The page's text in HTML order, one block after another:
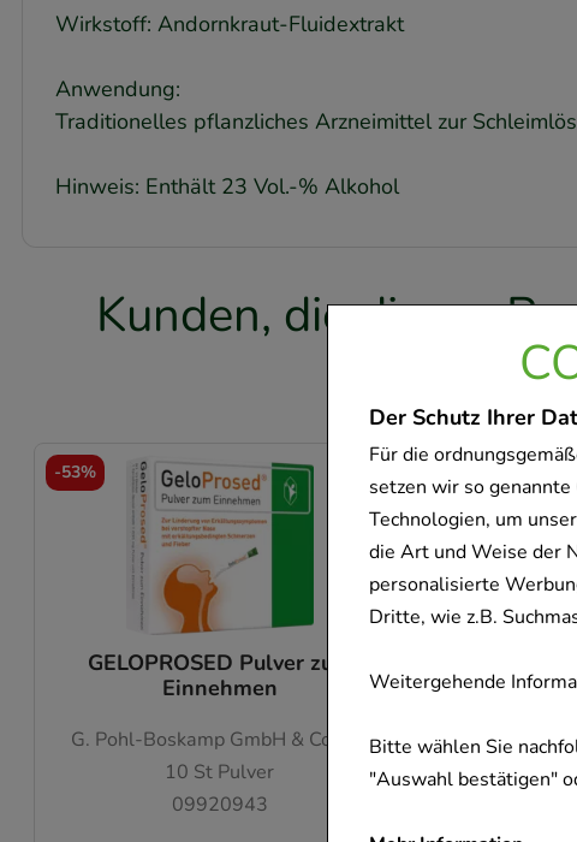
Der Schutz Ihrer
Für die
setzen wir so
Technologien, um
die Art und Weise der
personalisierte
Dritte, wie z.B.
Weitergehende
Bitte wählen Sie
"Auswahl bestätigen"
Wirkstoff: Andornkraut-Fluidextrakt
Anwendung:
Traditionelles pflanzliches Arzneimittel zur
Hinweis: Enthält 23 Vol.-% Alkohol
Kunden, die dieses
GELOPROSED Pulver zum
Einnehmen
G. Pohl-Boskamp GmbH & Co. KG
10 St Pulver
09920943
-53%
A.
10
33%